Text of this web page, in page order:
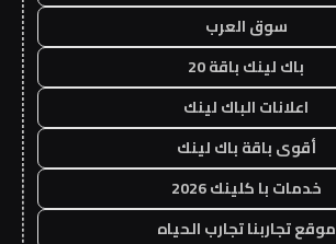
سوق العرب
باك لينك باقة 20
اعلانات الباك لينك
أقوى باقة باك لينك
خدمات با كلينك 2026
موقع تجاربنا تجارب الحياه